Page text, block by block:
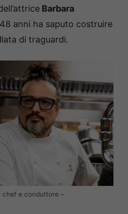
Barbara
anni ha saputo costruire
di traguardi.
chef e conduttore –